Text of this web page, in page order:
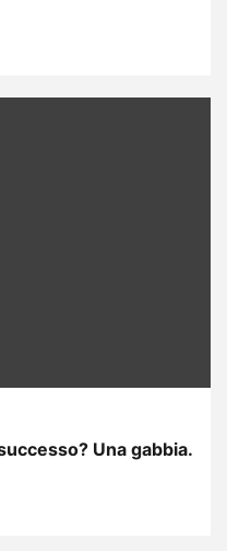
Una gabbia.